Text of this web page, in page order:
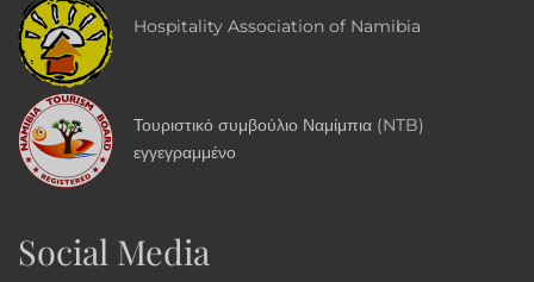
Hospitality Association of Namibia
Τουριστικό συμβούλιο Ναμίμπια (NTB)
εγγεγραμμένο
Social Media